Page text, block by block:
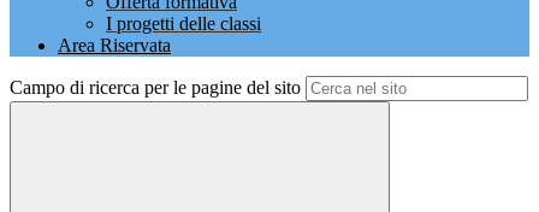
I progetti delle classi
Area Riservata
Campo di ricerca per le pagine del sito